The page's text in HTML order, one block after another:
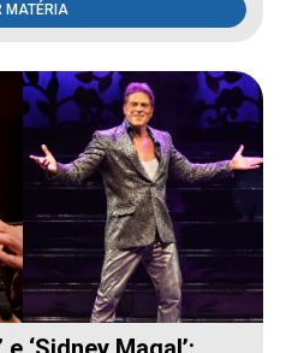
MATÉRIA